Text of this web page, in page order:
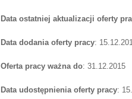
Data ostatniej aktualizacji oferty
Data dodania oferty pracy:
Oferta pracy ważna do: 31.12.2015
Data udostępnienia oferty pracy: